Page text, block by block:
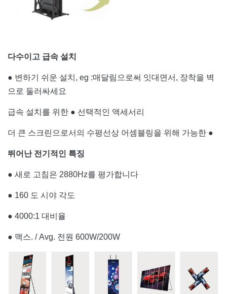
다수이고 급속 설치
● 변하기 쉬운 설치, eg :매달림으로써 잇대면서, 장착을 벽
으로 둘러싸세요
급속 설치를 위한 ● 선택적인 액세서리
더 큰 스크린으로서의 수평선상 어셈블링을 위해 가능한 ●
뛰어난 전기적인 특징
● 새로 고침은 2880Hz를 평가합니다
● 160 도 시야 각도
● 4000:1 대비율
● 맥스. / Avg. 전원 600W/200W